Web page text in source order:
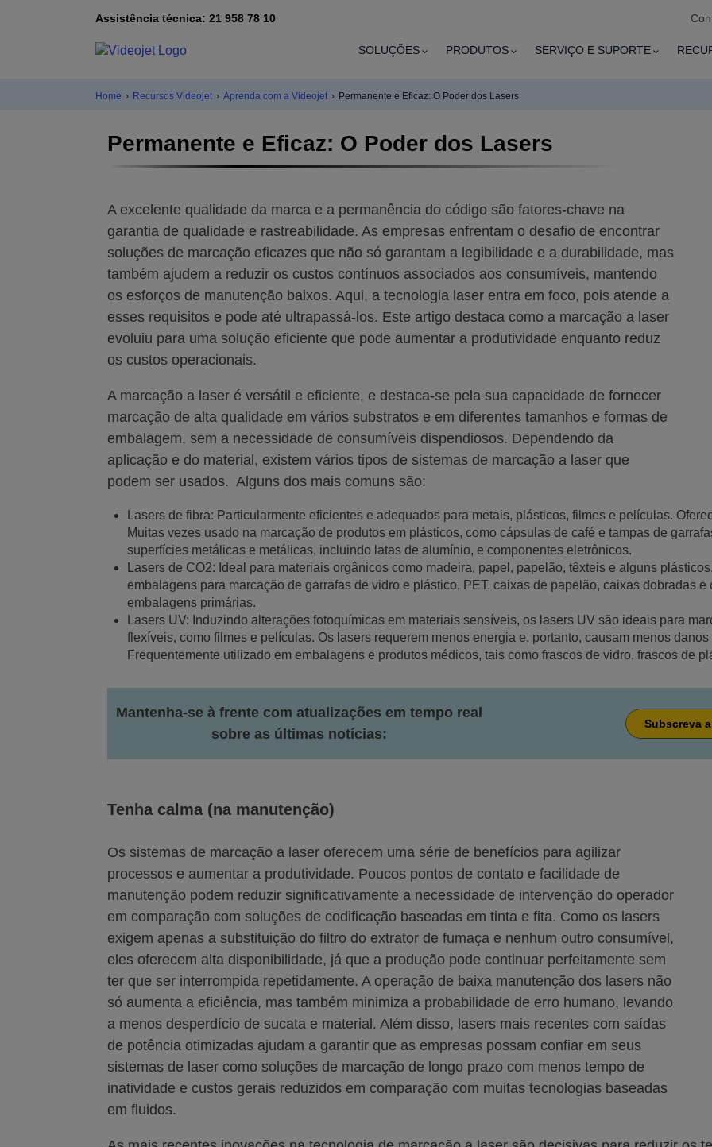
Assistência técnica: 21 958 78 10
SOLUÇÕES PRODUTOS SERVIÇO E SUPORTE
Home › Recursos Videojet › Aprenda com a Videojet › Permanente e Eficaz: O Poder dos Lasers
Permanente e Eficaz: O Poder dos Lasers
A excelente qualidade da marca e a permanência do código são fatores-chave na
garantia de qualidade e rastreabilidade. As empresas enfrentam o desafio de encontrar
soluções de marcação eficazes que não só garantam a legibilidade e a durabilidade, mas
também ajudem a reduzir os custos contínuos associados aos consumíveis, mantendo
os esforços de manutenção baixos. Aqui, a tecnologia laser entra em foco, pois atende a
esses requisitos e pode até ultrapassá-los. Este artigo destaca como a marcação a laser
evoluiu para uma solução eficiente que pode aumentar a produtividade enquanto reduz
os custos operacionais.
A marcação a laser é versátil e eficiente, e destaca-se pela sua capacidade de fornecer
marcação de alta qualidade em vários substratos e em diferentes tamanhos e formas de
embalagem, sem a necessidade de consumíveis dispendiosos. Dependendo da
aplicação e do material, existem vários tipos de sistemas de marcação a laser que
podem ser usados. Alguns dos mais comuns são:
Lasers de fibra: Particularmente eficientes e adequados para metais, plásticos, filmes e películas.
Muitas vezes usado na marcação de produtos em plásticos, como cápsulas de café e tampas de
superfícies metálicas e metálicas, incluindo latas de alumínio, e componentes eletrônicos.
Lasers de CO2: Ideal para materiais orgânicos como madeira, papel, papelão, têxteis e alguns
embalagens para marcação de garrafas de vidro e plástico, PET, caixas de papelão, caixas dobradas
embalagens primárias.
Lasers UV: Induzindo alterações fotoquímicas em materiais sensíveis, os lasers UV são ideais para
flexíveis, como filmes e películas. Os lasers requerem menos energia e, portanto, causam menos
Frequentemente utilizado em embalagens e produtos médicos, tais como frascos de vidro, frascos de
Mantenha-se à frente com atualizações em tempo real
sobre as últimas notícias:
Subscreva
Tenha calma (na manutenção)
Os sistemas de marcação a laser oferecem uma série de benefícios para agilizar
processos e aumentar a produtividade. Poucos pontos de contato e facilidade de
manutenção podem reduzir significativamente a necessidade de intervenção do operador
em comparação com soluções de codificação baseadas em tinta e fita. Como os lasers
exigem apenas a substituição do filtro do extrator de fumaça e nenhum outro consumível,
eles oferecem alta disponibilidade, já que a produção pode continuar perfeitamente sem
ter que ser interrompida repetidamente. A operação de baixa manutenção dos lasers não
só aumenta a eficiência, mas também minimiza a probabilidade de erro humano, levando
a menos desperdício de sucata e material. Além disso, lasers mais recentes com saídas
de potência otimizadas ajudam a garantir que as empresas possam confiar em seus
sistemas de laser como soluções de marcação de longo prazo com menos tempo de
inatividade e custos gerais reduzidos em comparação com muitas tecnologias baseadas
em fluidos.